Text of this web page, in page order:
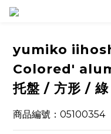
yumiko
Colored'
托盤 / 方形 / 綠
商品編號：05100354